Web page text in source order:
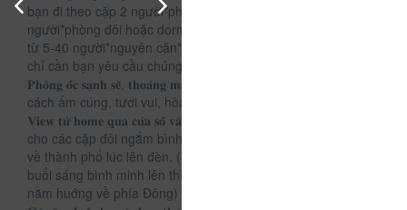
bạn đi theo cặp 2 người*phòng đơn*, theo nhóm 4
người*phòng đôi hoặc dorm*, hoặc thậm chí là đi theo đoàn
từ 5-40 người*nguyên căn*. Với sức chứa lên đến 45 người,
chỉ cần bạn yêu cầu chúng tôi sẽ phục vụ bạn từ A-Z💯
𝐏𝐡𝐨̀𝐧𝐠 𝐨̂́𝐜 𝐬𝐚̣𝐧𝐡 𝐬𝐞̃, 𝐭𝐡𝐨𝐚́𝐧𝐠 𝐦𝐚́𝐭. Trong nhà thiết kế theo phong
cách ấm cúng, tươi vui, hòa hợp với thiên nhiên☑️
𝐕𝐢𝐞𝐰 𝐭𝐮̛̀ 𝐡𝐨𝐦𝐞 𝐪𝐮𝐚 𝐜𝐮̛̉𝐚 𝐬𝐨̂̉ 𝐯𝐚̀ 𝐬𝐚̂𝐧 𝐭𝐡𝐮̛𝐨̛̣𝐧𝐠 𝐬𝐢𝐞̂𝐮 𝐥𝐮𝐧𝐠 𝐥𝐢𝐧𝐡 phù hợp
cho các cặp đôi ngắm bình minh, hoàng hôn hay trầm ngâm
về thành phố lúc lên đèn. ( View tối siêu đẹp nha các bạn,
buổi sáng bình minh lên thì khỏi chê vì homestay chúng tớ
nằm huớng về phía Đông)